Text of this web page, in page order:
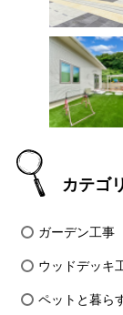
カテゴ
ガーデン工事
ウッドデッキ
ペットと暮ら